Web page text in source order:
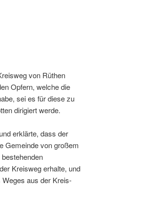
von Rüthen
Opfern, welche die
sei es für diese zu
dirigiert werde.
erklärte, dass der
Gemeinde von großem
Kreisweg erhalte, und
aus der Kreis-